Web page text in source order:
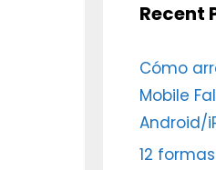
Recent
Cómo
Mobile
Android/
12